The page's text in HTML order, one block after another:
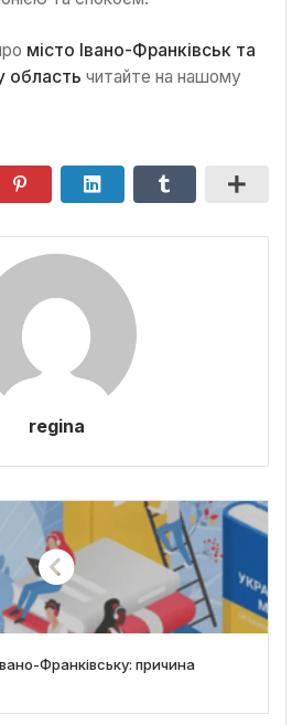
місто Івано-Франківськ та
область читайте на нашому
regina
Франківську: причина